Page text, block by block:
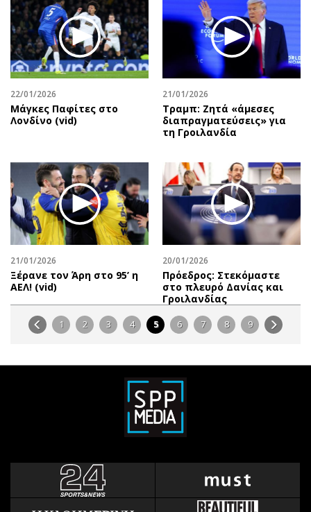
22/01/2026
Μάγκες Παφίτες στο
Λονδίνο (vid)
21/01/2026
Τραμπ: Ζητά «άμεσες
διαπραγματεύσεις» για
τη Γροιλανδία
21/01/2026
Ξέρανε τον Άρη στο 95’ η
ΑΕΛ! (vid)
20/01/2026
Πρόεδρος: Στεκόμαστε
στο πλευρό Δανίας και
Γροιλανδίας
1 2 3 4 5 6 7 8 9